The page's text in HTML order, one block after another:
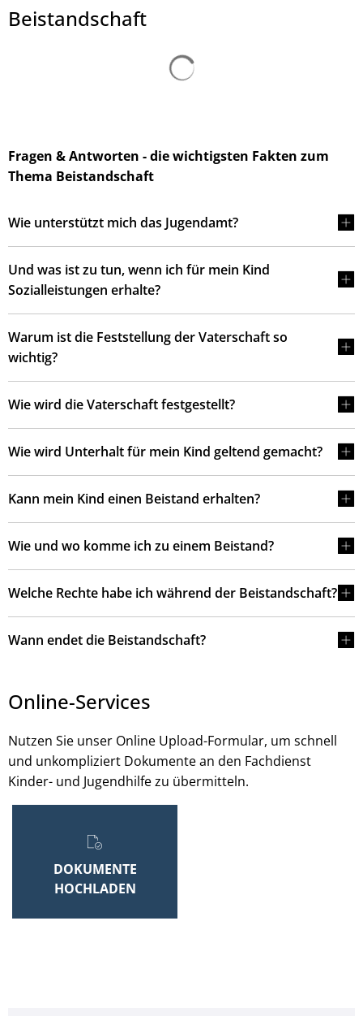
Beistandschaft
Fragen & Antworten - die wichtigsten Fakten zum
Thema Beistandschaft
Wie unterstützt mich das Jugendamt?
Und was ist zu tun, wenn ich für mein Kind
Sozialleistungen erhalte?
Warum ist die Feststellung der Vaterschaft so
wichtig?
Wie wird die Vaterschaft festgestellt?
Wie wird Unterhalt für mein Kind geltend gemacht?
Kann mein Kind einen Beistand erhalten?
Wie und wo komme ich zu einem Beistand?
Welche Rechte habe ich während der Beistandschaft?
Wann endet die Beistandschaft?
Online-Services
Nutzen Sie unser Online Upload-Formular, um schnell
und unkompliziert Dokumente an den Fachdienst
Kinder- und Jugendhilfe zu übermitteln.
DOKUMENTE
HOCHLADEN